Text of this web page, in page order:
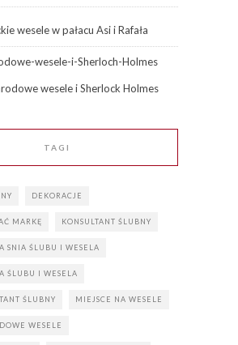
wesele w pałacu Asi i Rafała
wesele i Sherlock Holmes
TAGI
DEKORACJE
MARKĘ KONSULTANT ŚLUBNY
SNIA ŚLUBU I WESELA
ŚLUBU I WESELA
ŚLUBNY MIEJSCE NA WESELE
WESELE